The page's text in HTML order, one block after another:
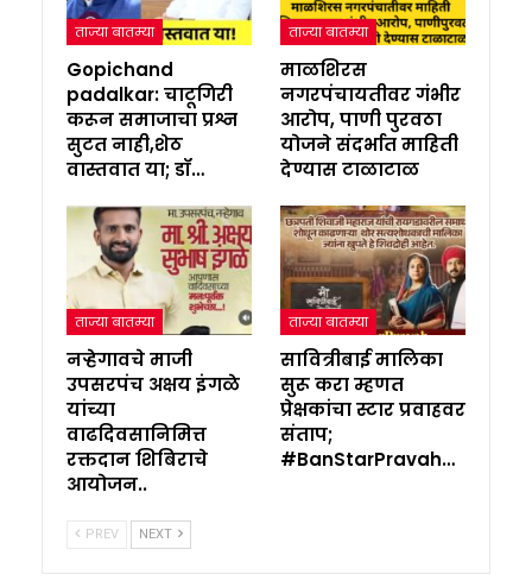
ताज्या बातम्या
Gopichand
padalkar: चाटूगिरी
करून समाजाचा प्रश्न
सुटत नाही,शेठ
वास्तवात या; डॉ…
ताज्या बातम्या
माळशिरस
नगरपंचायतीवर गंभीर
आरोप, पाणी पुरवठा
योजने संदर्भात माहिती
देण्यास टाळाटाळ
ताज्या बातम्या
नऱ्हेगावचे माजी
उपसरपंच अक्षय इंगळे
यांच्या
वाढदिवसानिमित्त
रक्तदान शिबिराचे
आयोजन..
ताज्या बातम्या
सावित्रीबाई मालिका
सुरू करा म्हणत
प्रेक्षकांचा स्टार प्रवाहवर
संताप;
#BanStarPravah…
PREV NEXT